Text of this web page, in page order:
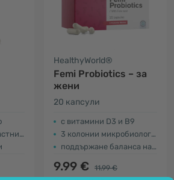
HealthyWorld®
Femi Probiotics – за
жени
20 капсули
с витамини D3 и B9
3 колонии микробиологични култури
поддържане баланса на флората
9.99 €
11.99 €